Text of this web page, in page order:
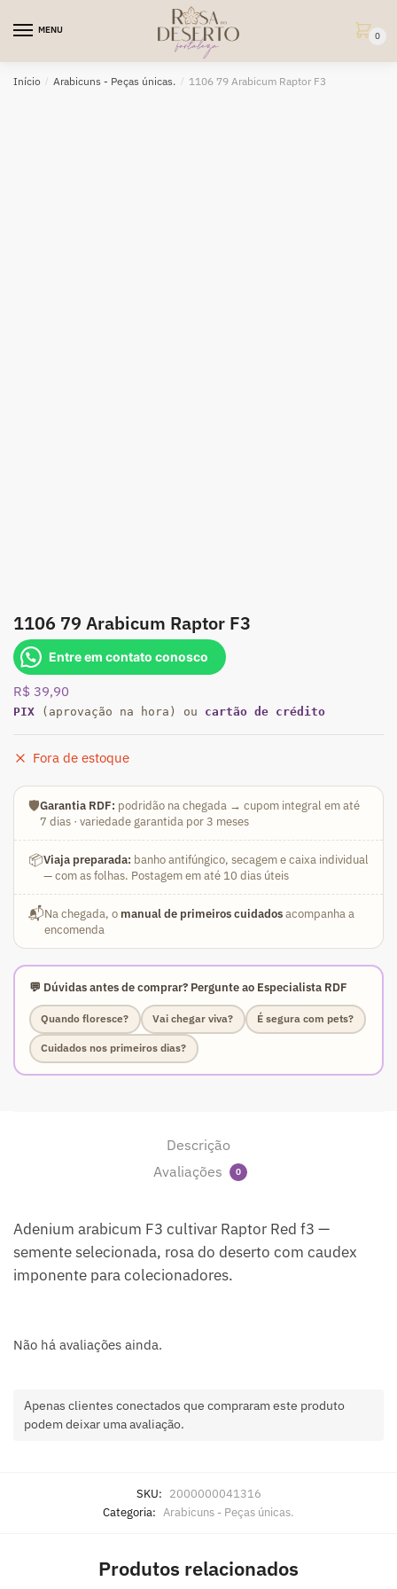
MENU
0
Início / Arabicuns - Peças únicas. / 1106 79 Arabicum Raptor F3
1106 79 Arabicum Raptor F3
Entre em contato conosco
R$ 39,90
PIX (aprovação na hora) ou cartão de crédito
Fora de estoque
🛡️Garantia RDF: podridão na chegada → cupom integral em até
7 dias · variedade garantida por 3 meses
📦Viaja preparada: banho antifúngico, secagem e caixa individual
— com as folhas. Postagem em até 10 dias úteis
📬Na chegada, o manual de primeiros cuidadosacompanha a
encomenda
💬 Dúvidas antes de comprar? Pergunte ao Especialista RDF
Quando floresce? Vai chegar viva? É segura com pets?
Cuidados nos primeiros dias?
Descrição
Avaliações
0
Adenium arabicum F3 cultivar Raptor Red f3 —
semente selecionada, rosa do deserto com caudex
imponente para colecionadores.
Não há avaliações ainda.
Apenas clientes conectados que compraram este produto
podem deixar uma avaliação.
SKU: 2000000041316
Categoria: Arabicuns - Peças únicas.
Produtos relacionados